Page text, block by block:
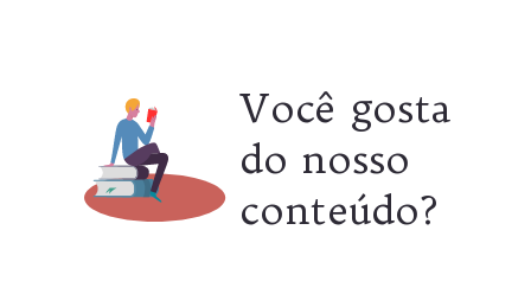
Você gosta
do nosso
conteúdo?